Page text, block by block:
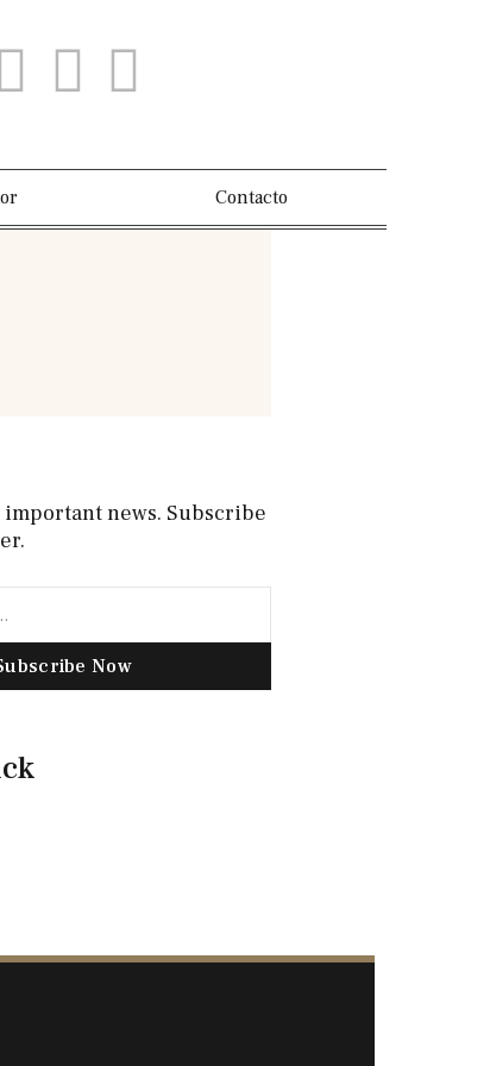
Contacto
important news. Subscribe
Now